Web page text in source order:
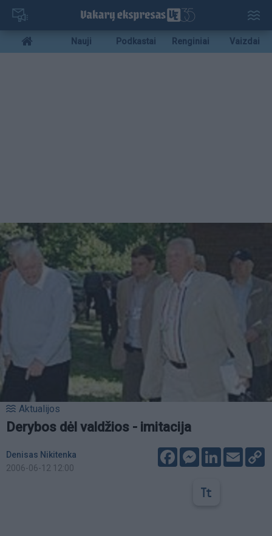
Pereiti
pagrindinį
turinį
Mobile
menu
Nauji Podkastai Renginiai Vaizdai
Aktualijos
Derybos dėl valdžios - imitacija
Denisas Nikitenka
2006-06-12 12:00
FacebookMessenger
LinkedIn
Email